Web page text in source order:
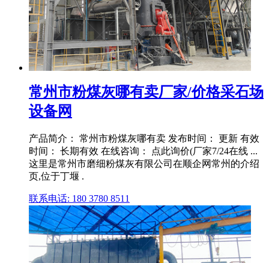
常州市粉煤灰哪有卖厂家/价格采石场
设备网
产品简介： 常州市粉煤灰哪有卖 发布时间： 更新 有效
时间： 长期有效 在线咨询： 点此询价(厂家7/24在线 ...
这里是常州市磨细粉煤灰有限公司在顺企网常州的介绍
页,位于丁堰 .
联系电话: 180 3780 8511